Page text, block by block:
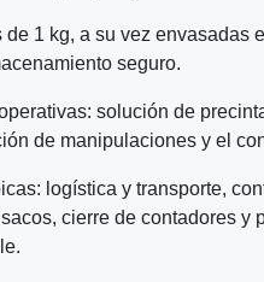
de 1 kg, a su vez envasadas
seguro.
solución de
de manipulaciones y el
logística y transporte,
cierre de contadores y